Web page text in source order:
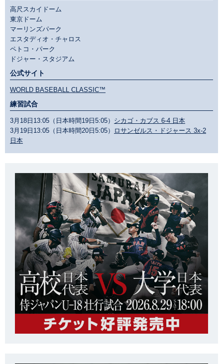
高尺スカイドーム
東京ドーム
マーリンズパーク
エスタディオ・チャロス
ペトコ・パーク
ドジャー・スタジアム
公式サイト
WORLD BASEBALL CLASSIC™
練習試合
3月18日13:05（日本時間19日5:05） シカゴ・カブス 6-4 日本
3月19日13:05（日本時間20日5:05）
ロサンゼルス・ドジャース 3x-2
日本